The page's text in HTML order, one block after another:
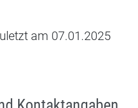
am 07.01.2025